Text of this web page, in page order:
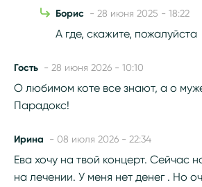
Борис - 28 июня 2025 - 18:22
А где, скажите, пожалуйста
Гость - 28 июня 2026 - 10:10
О любимом коте все знают, а о
Парадокс!
Ирина - 08 июля 2026 - 22:34
Ева хочу на твой концерт. Сейчас
на лечении. У меня нет денег . Но